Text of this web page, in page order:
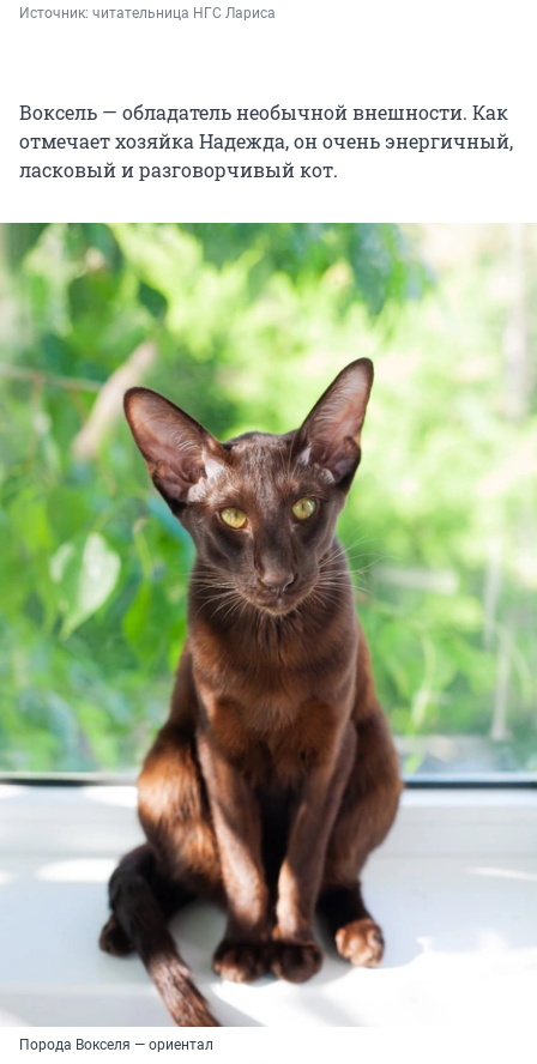
Источник: читательница НГС Лариса
Воксель — обладатель необычной внешности. Как
отмечает хозяйка Надежда, он очень энергичный,
ласковый и разговорчивый кот.
Порода Вокселя — ориентал